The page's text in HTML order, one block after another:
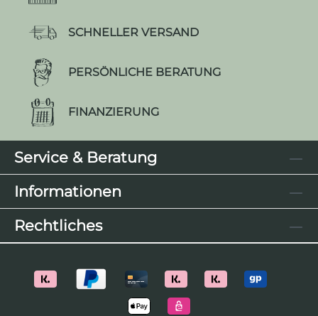
SCHNELLER VERSAND
PERSÖNLICHE BERATUNG
FINANZIERUNG
Service & Beratung
Informationen
Rechtliches